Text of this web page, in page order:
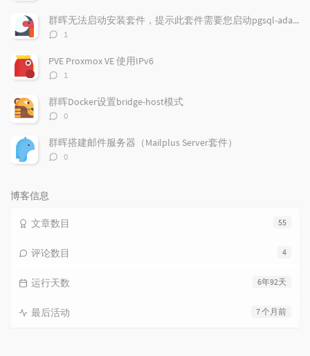
数：
群晖无法启动安装套件，提示此套件需要您启动pgsql-adapter.service
评
数：
1
PVE Proxmox VE 使用IPv6
评
数：
1
群晖Docker设置bridge-host模式
评
数：
0
群晖搭建邮件服务器（Mailplus Server套件）
评
0
博客信息
55
文章数目
4
评论数目
6年92天
运行天数
7 个月前
最后活动